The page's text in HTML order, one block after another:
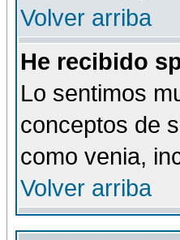
Volver arriba
He recibido
Lo sentimos
conceptos de
como venia,
Volver arriba